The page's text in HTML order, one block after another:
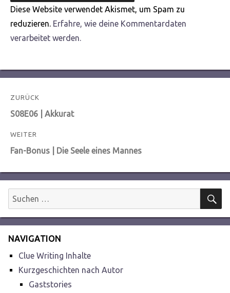
Diese Website verwendet Akismet, um Spam zu
reduzieren. Erfahre, wie deine Kommentardaten
verarbeitet werden.
Beitragsnavigation
ZURÜCK
Vorheriger
S08E06 | Akkurat
WEITER
Nächster
Fan-Bonus | Die Seele eines Mannes
Suchen
nach:
NAVIGATION
Clue Writing Inhalte
Kurzgeschichten nach Autor
Gaststories